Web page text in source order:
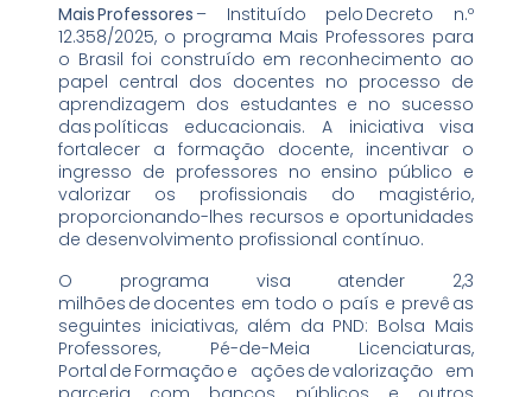
MaisProfessores – Instituído pelo Decreto n.º
12.358/2025, o programa Mais Professores para
o Brasil foi construído em reconhecimento ao
papel central dos docentes no processo de
aprendizagem dos estudantes e no sucesso
das políticas educacionais. A iniciativa visa
fortalecer a formação docente, incentivar o
ingresso de professores no ensino público e
valorizar os profissionais do magistério,
proporcionando-lhes recursos e oportunidades
de desenvolvimento profissional contínuo.
O programa visa atender 2,3
milhões de docentes em todo o país e prevê as
seguintes iniciativas, além da PND: Bolsa Mais
Professores, Pé-de-Meia Licenciaturas,
Portal de Formação e ações de valorização em